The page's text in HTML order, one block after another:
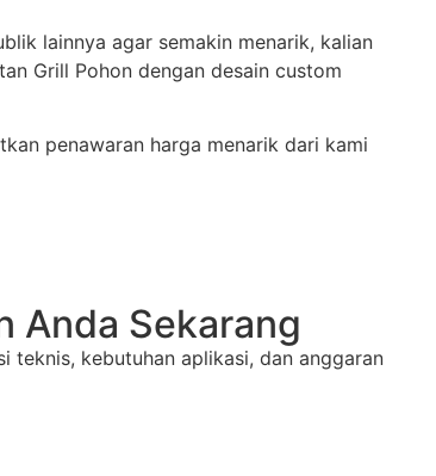
lainnya agar semakin menarik, kalian
Grill Pohon dengan desain custom
penawaran harga menarik dari kami
Anda Sekarang
teknis, kebutuhan aplikasi, dan anggaran